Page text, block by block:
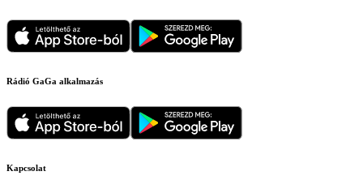
Rádió GaGa alkalmazás
Kapcsolat